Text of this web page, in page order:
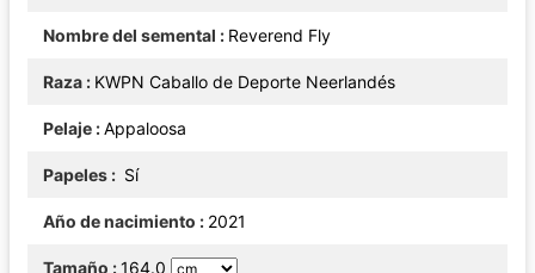
Nombre del semental Reverend Fly
Raza KWPN Caballo de Deporte Neerlandés
Pelaje Appaloosa
Papeles Sí
Año de nacimiento 2021
Tamaño 164.0